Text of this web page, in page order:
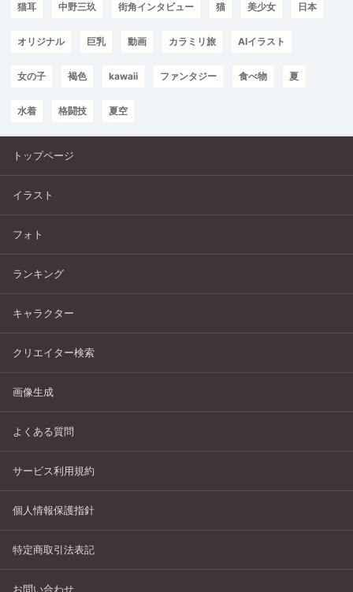
猫耳 中野三玖 街角インタビュー 猫 美少女 日本
オリジナル 巨乳 動画 カラミリ旅 AIイラスト
女の子 褐色 kawaii ファンタジー 食べ物 夏
水着 格闘技 夏空
トップページ
イラスト
フォト
ランキング
キャラクター
クリエイター検索
画像生成
よくある質問
サービス利用規約
個人情報保護指針
特定商取引法表記
お問い合わせ